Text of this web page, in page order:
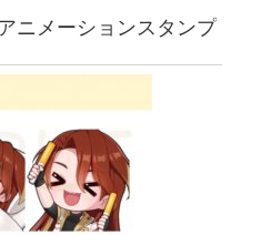
ニメーションスタンプ